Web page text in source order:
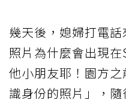
幾天後，媳婦打電
照片為什麼會出現
他小朋友耶！園方
識身份的照片」，